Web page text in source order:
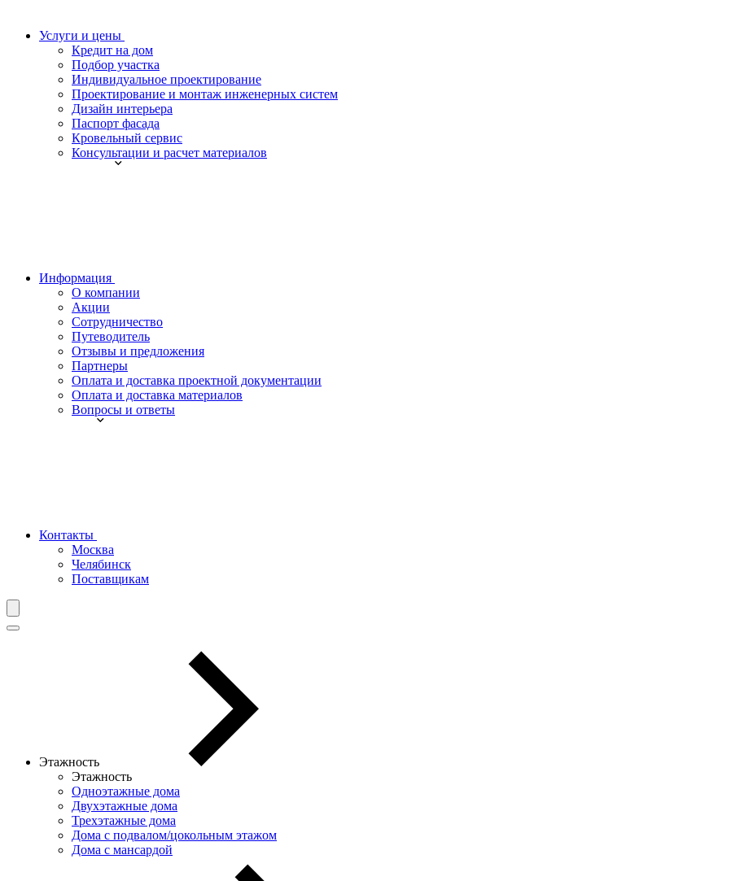
Услуги и цены
Кредит на дом
Подбор участка
Индивидуальное проектирование
Проектирование и монтаж инженерных систем
Дизайн интерьера
Паспорт фасада
Кровельный сервис
Консультации и расчет материалов
Информация
О компании
Акции
Сотрудничество
Путеводитель
Отзывы и предложения
Партнеры
Оплата и доставка проектной документации
Оплата и доставка материалов
Вопросы и ответы
Контакты
Москва
Челябинск
Поставщикам
Этажность
Этажность
Одноэтажные дома
Двухэтажные дома
Трехэтажные дома
Дома с подвалом/цокольным этажом
Дома с мансардой